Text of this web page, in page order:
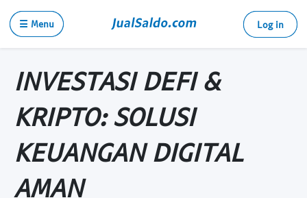
☰ Menu Log in
INVESTASI DEFI &
KRIPTO: SOLUSI
KEUANGAN DIGITAL
AMAN